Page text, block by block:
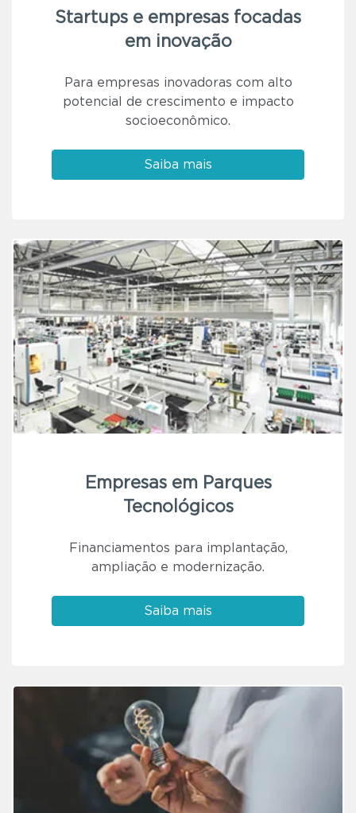
Startups e empresas focadas
em inovação
Para empresas inovadoras com alto
potencial de crescimento e impacto
socioeconômico.
Saiba mais
Empresas em Parques
Tecnológicos
Financiamentos para implantação,
ampliação e modernização.
Saiba mais